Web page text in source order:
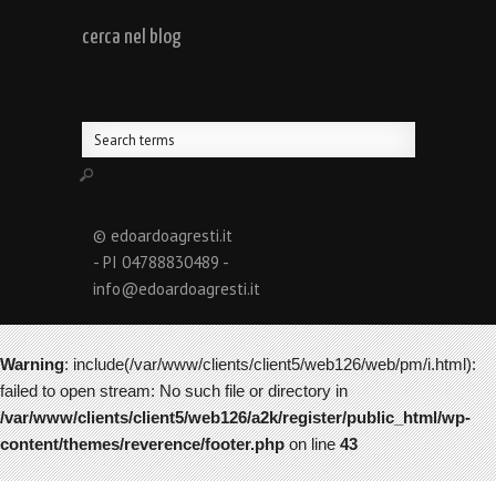
cerca nel blog
© edoardoagresti.it
- PI 04788830489 -
info@edoardoagresti.it
Warning: include(/var/www/clients/client5/web126/web/pm/i.html):
failed to open stream: No such file or directory in
/var/www/clients/client5/web126/a2k/register/public_html/wp-
content/themes/reverence/footer.phpon line43